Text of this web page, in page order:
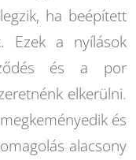
ha beépített
Ezek a nyílások
és a por
elkerülni.
és
alacsony